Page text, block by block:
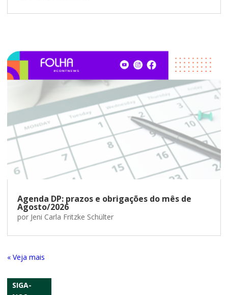
Agenda DP: prazos e obrigações do mês de
Agosto/2026
por Jeni Carla Fritzke Schülter
« Entradas Antigas
SIGA-